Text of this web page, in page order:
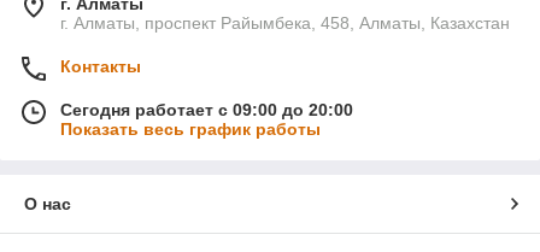
г. Алматы
г. Алматы, проспект Райымбека, 458, Алматы, Казахстан
Контакты
Сегодня работает с 09:00 до 20:00
Показать весь график работы
О нас